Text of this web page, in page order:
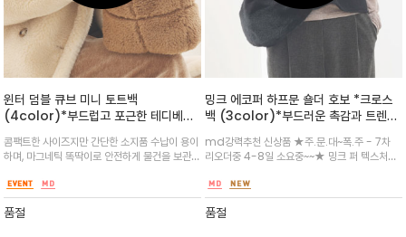
윈터 덤블 큐브 미니 토트백
(4color)*부드럽고 포근한 테디베어/
덤블 소재로 제작되어 겨울철 사랑스러
운 포인트를 줄 수 있는 큐브 형태의 미
니 토트백
콤팩트한 사이즈지만 간단한 소지품 수납이 용이
하며, 마그네틱 똑딱이로 안전하게 물건을 보관입
체적으로 뽀글이 소재를 사용하여 따뜻하고 트렌
디한 무드를 연출
품절
밍크 에코퍼 하프문 숄더 호보 *크로스
백 (3color)*부드러운 촉감과 트렌디
한 쉐입이 돋보이는 퍼 호보백/겨울 코
디에 포인트를 더해줄 럭셔리 캐주얼 백
입니다.
md강력추천 신상품 ★주.문.대~폭.주 - 7차
리오더중 4-8일 소요중~~★ 밍크 퍼 텍스처의
가방의 쉐입은 달처럼 둥글게 휘어지는 하프문
또는 만두백 형태로, 넉넉하면서도 자연스럽게 처
지는 루즈핏이 멋스럽습니다.
품절